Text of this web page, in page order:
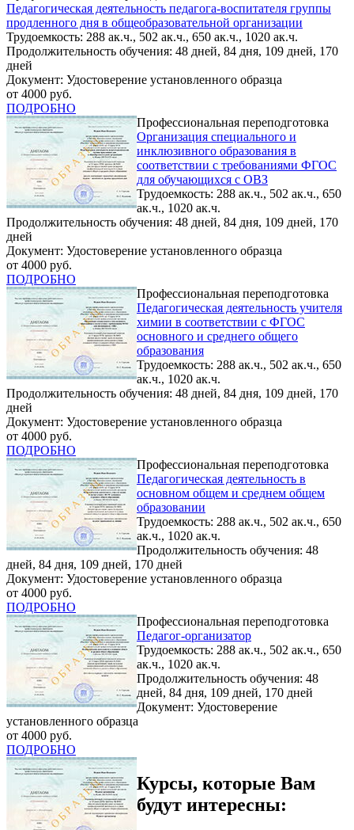
Педагогическая деятельность педагога-воспитателя группы
продленного дня в общеобразовательной организации
Трудоемкость: 288 ак.ч., 502 ак.ч., 650 ак.ч., 1020 ак.ч.
Продолжительность обучения: 48 дней, 84 дня, 109 дней, 170
дней
Документ: Удостоверение установленного образца
от 4000 руб.
ПОДРОБНО
Профессиональная переподготовка
Организация специального и
инклюзивного образования в
соответствии с требованиями ФГОС
для обучающихся с ОВЗ
Трудоемкость: 288 ак.ч., 502 ак.ч., 650
ак.ч., 1020 ак.ч.
Продолжительность обучения: 48 дней, 84 дня, 109 дней, 170
дней
Документ: Удостоверение установленного образца
от 4000 руб.
ПОДРОБНО
Профессиональная переподготовка
Педагогическая деятельность учителя
химии в соответствии с ФГОС
основного и среднего общего
образования
Трудоемкость: 288 ак.ч., 502 ак.ч., 650
ак.ч., 1020 ак.ч.
Продолжительность обучения: 48 дней, 84 дня, 109 дней, 170
дней
Документ: Удостоверение установленного образца
от 4000 руб.
ПОДРОБНО
Профессиональная переподготовка
Педагогическая деятельность в
основном общем и среднем общем
образовании
Трудоемкость: 288 ак.ч., 502 ак.ч., 650
ак.ч., 1020 ак.ч.
Продолжительность обучения: 48
дней, 84 дня, 109 дней, 170 дней
Документ: Удостоверение установленного образца
от 4000 руб.
ПОДРОБНО
Профессиональная переподготовка
Педагог-организатор
Трудоемкость: 288 ак.ч., 502 ак.ч., 650
ак.ч., 1020 ак.ч.
Продолжительность обучения: 48
дней, 84 дня, 109 дней, 170 дней
Документ: Удостоверение
установленного образца
от 4000 руб.
ПОДРОБНО
Курсы, которые Вам
будут интересны: